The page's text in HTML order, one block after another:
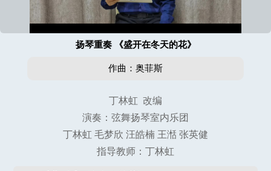
扬琴重奏 《盛开在冬天的花》
作曲：奥菲斯
丁林虹 改编
演奏：弦舞扬琴室内乐团
丁林虹 毛梦欣 汪皓楠 王湉 张英健
指导教师：丁林虹